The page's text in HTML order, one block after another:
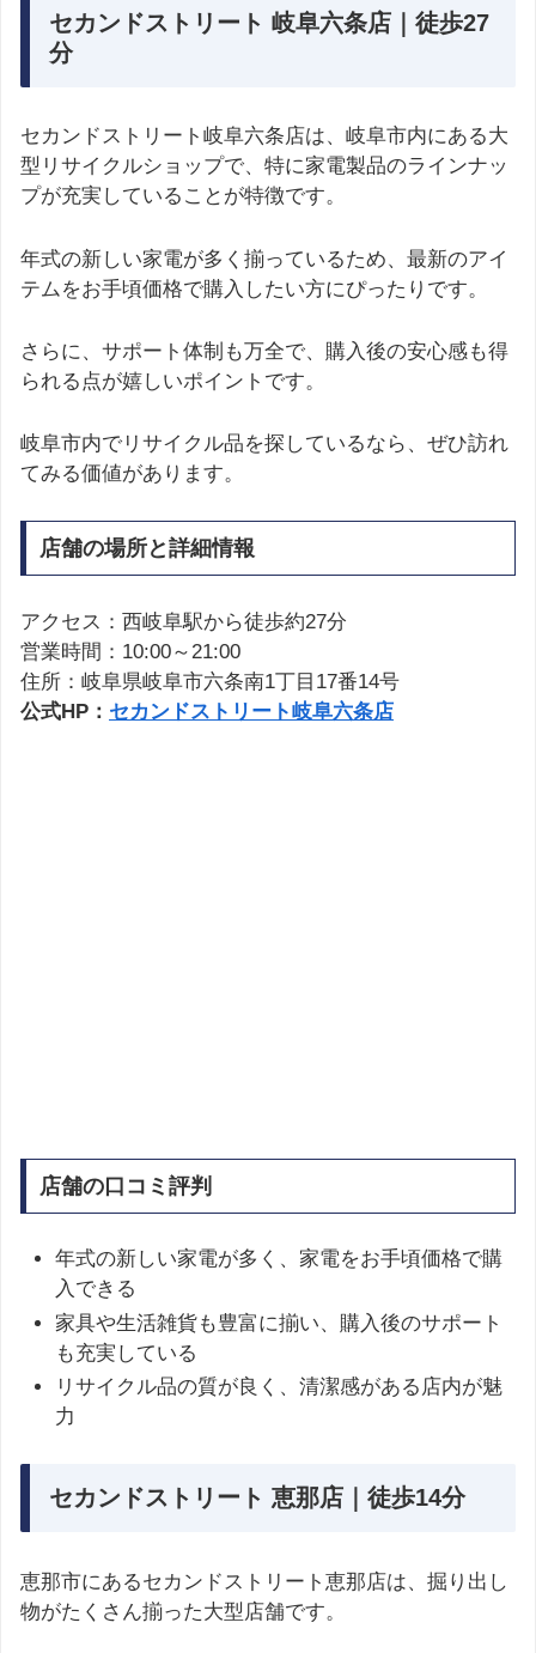
セカンドストリート 岐阜六条店｜徒歩27
分
セカンドストリート岐阜六条店は、岐阜市内にある大
型リサイクルショップで、特に家電製品のラインナッ
プが充実していることが特徴です。
年式の新しい家電が多く揃っているため、最新のアイ
テムをお手頃価格で購入したい方にぴったりです。
さらに、サポート体制も万全で、購入後の安心感も得
られる点が嬉しいポイントです。
岐阜市内でリサイクル品を探しているなら、ぜひ訪れ
てみる価値があります。
店舗の場所と詳細情報
アクセス：西岐阜駅から徒歩約27分
営業時間：10:00～21:00
住所：岐阜県岐阜市六条南1丁目17番14号
公式HP： セカンドストリート岐阜六条店
店舗の口コミ評判
年式の新しい家電が多く、家電をお手頃価格で購
入できる
家具や生活雑貨も豊富に揃い、購入後のサポート
も充実している
リサイクル品の質が良く、清潔感がある店内が魅
力
セカンドストリート 恵那店｜徒歩14分
恵那市にあるセカンドストリート恵那店は、掘り出し
物がたくさん揃った大型店舗です。